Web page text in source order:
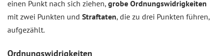
einen Punkt nach sich ziehen, grobe Ordnungswidrigkeiten
mit zwei Punkten und Straftaten, die zu drei Punkten führen,
aufgezählt.
Ordnungswidrigkeiten